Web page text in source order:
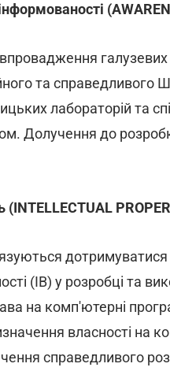
галузевих
та справедливого
лабораторій та
Долучення до
(INTELLECTUAL
(ІВ) у розробці та
на комп'ютерні
власності на
справедливого